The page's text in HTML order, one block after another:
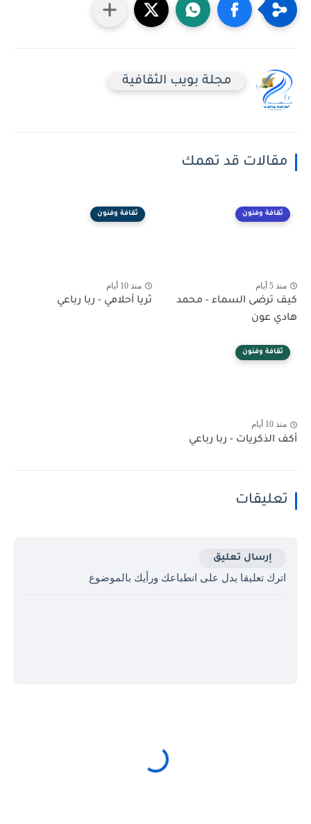
مجلة بويب الثقافية
مقالات قد تهمك
ثقافة وفنون
منذ 5 أيام
كيف ترضى السماء - محمد
هادي عون
ثقافة وفنون
منذ 10 أيام
ثريا أحلامي - ربا رباعي
ثقافة وفنون
منذ 10 أيام
أكف الذكريات - ربا رباعي
تعليقات
إرسال تعليق
اترك تعليقا يدل على انطباعك ورأيك بالموضوع